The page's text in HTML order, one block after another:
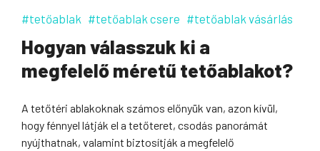
#tetőablak #tetőablak csere #tetőablak vásárlás
Hogyan válasszuk ki a
megfelelő méretű tetőablakot?
A tetőtéri ablakoknak számos előnyük van, azon kívül,
hogy fénnyel látják el a tetőteret, csodás panorámát
nyújthatnak, valamint biztosítják a megfelelő